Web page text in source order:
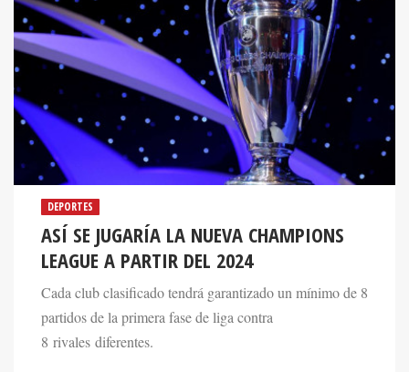
DEPORTES
ASÍ SE JUGARÍA LA NUEVA CHAMPIONS
LEAGUE A PARTIR DEL 2024
Cada club clasificado tendrá garantizado un mínimo de 8
partidos de la primera fase de liga contra
8 rivales diferentes.